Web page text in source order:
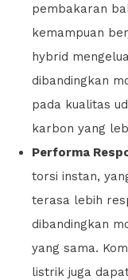
pembakaran
kemampuan
hybrid
dibandingkan
pada kualitas
karbon yang
Performa
torsi instan,
terasa lebih
dibandingkan
yang sama.
listrik juga